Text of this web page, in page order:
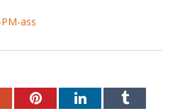
ass
PinterestLinkedInTumblr